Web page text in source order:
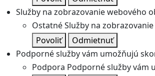
Služby na zobrazovanie webového
OstatnéSlužby na
Povoliť
Odmietnuť
Podporné služby vám umožňujú
Podpora Podporné služby vám